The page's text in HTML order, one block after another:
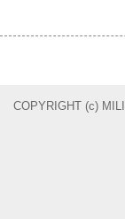
COPYRIGHT (c)